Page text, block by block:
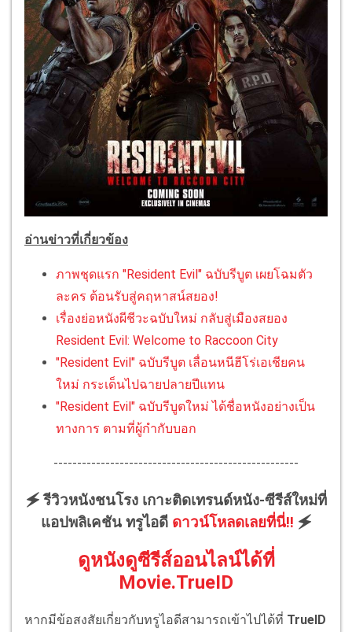
อ่านข่าวที่เกี่ยวข้อง
ภาพชุดแรก "Resident Evil" ฉบับรีบูต เผยโฉมตัว
ละคร ต้อนรับสู่คฤหาสน์สยอง!
เรื่องย่อหนังผีชีวะฉบับใหม่ กลับสู่เมืองสยอง
Resident Evil: Welcome to Raccoon City
"Resident Evil" ฉบับรีบูต เลื่อนหนีฮีโร่เอเชียคน
ใหม่ กระเด็นไปฉายปลายปีแทน
"Resident Evil" ฉบับรีบูตใหม่ ได้ชื่อหนังอย่างเป็น
ทางการ ตามที่ผู้กำกับบอก
----------------------------------------------------
🗲 รีวิวหนังชนโรง เกาะติดเทรนด์หนัง-ซีรีส์ใหม่ที่
แอปพลิเคชัน ทรูไอดี ดาวน์โหลดเลยที่นี่!! 🗲
ดูหนังดูซีรีส์ออนไลน์ได้ที่
Movie.TrueID
หากมีข้อสงสัยเกี่ยวกับทรูไอดีสามารถเข้าไปได้ที่ TrueID